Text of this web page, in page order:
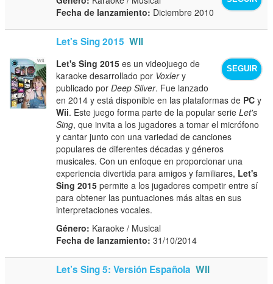
Fecha de lanzamiento: Diciembre 2010
Let's Sing 2015 WII
SEGUIR
Let's Sing 2015 es un videojuego de
karaoke desarrollado por Voxlery
publicado porDeep Silver. Fue lanzado
en 2014 y está disponible en las plataformas de PC y
Wii. Este juego forma parte de la popular serieLet's
Sing, que invita a los jugadores a tomar el micrófono
y cantar junto con una variedad de canciones
populares de diferentes décadas y géneros
musicales. Con un enfoque en proporcionar una
experiencia divertida para amigos y familiares, Let's
Sing 2015 permite a los jugadores competir entre sí
para obtener las puntuaciones más altas en sus
interpretaciones vocales.
Género: Karaoke / Musical
Fecha de lanzamiento: 31/10/2014
Let’s Sing 5: Versión Española WII